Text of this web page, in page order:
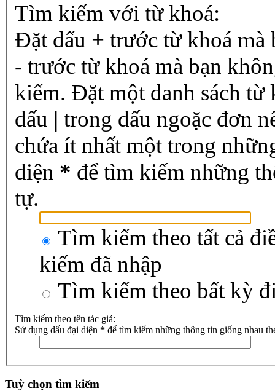
Tìm kiếm với từ khoá:
Đặt dấu + trước từ khoá mà
- trước từ khoá mà bạn
kiếm. Đặt một danh sách từ
dấu | trong dấu ngoặc đơn
chứa ít nhất một trong
diện * để tìm kiếm những
tự.
Tìm kiếm theo tất cả
kiếm đã nhập
Tìm kiếm theo bất kỳ
Tìm kiếm theo tên tác giả:
Sử dụng dấu đại diện * để tìm kiếm những thông tin giống nhau
Tuỳ chọn tìm kiếm